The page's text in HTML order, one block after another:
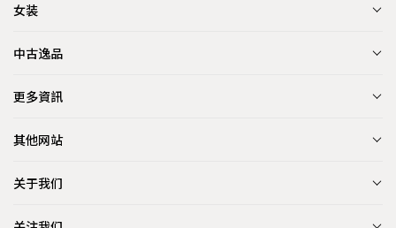
女装
中古逸品
更多資訊
其他网站
关于我们